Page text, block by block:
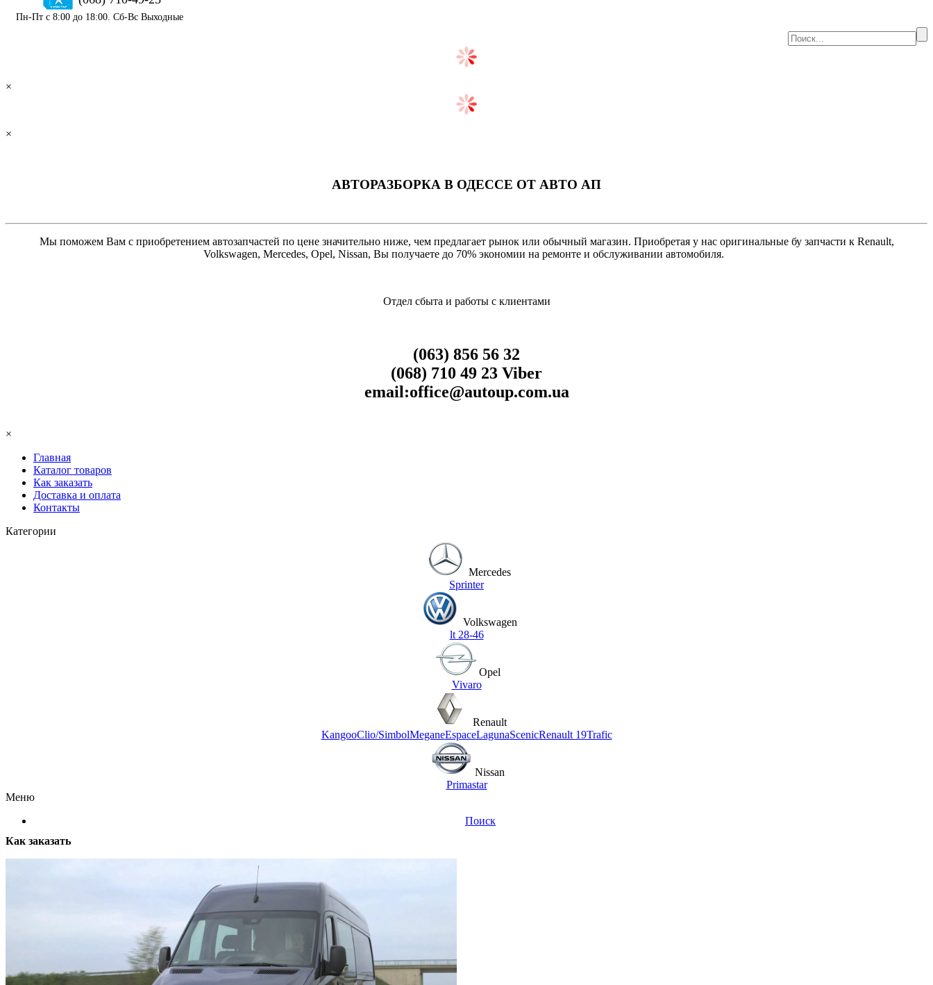
Пн-Пт с 8:00 до 18:00. Сб-Вс Выходные
×
×
АВТОРАЗБОРКА В ОДЕССЕ ОТ AВТО АП
Мы поможем Вам с приобретением автозапчастей по цене значительно ниже, чем предлагает рынок или обычный магазин. Приобретая у нас оригинальные бу запчасти к Renault,
Volkswagen, Mercedes, Opel, Nissan, Вы получаете до 70% экономии на ремонте и обслуживании автомобиля.
Отдел сбыта и работы с клиентами
(063) 856 56 32
(068) 710 49 23 Viber
email:office@autoup.com.ua
×
Главная
Каталог товаров
Как заказать
Доставка и оплата
Контакты
Категории
Mercedes
Sprinter
Volkswagen
lt 28-46
Opel
Vivaro
Renault
KangooClio/SimbolMeganeEspaceLagunaScenicRenault 19Trafic
Nissan
Primastar
Меню
Поиск
Как заказать